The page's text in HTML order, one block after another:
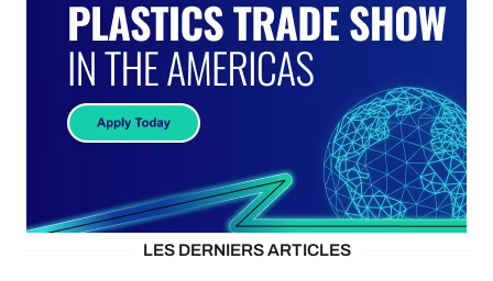
LES DERNIERS ARTICLES